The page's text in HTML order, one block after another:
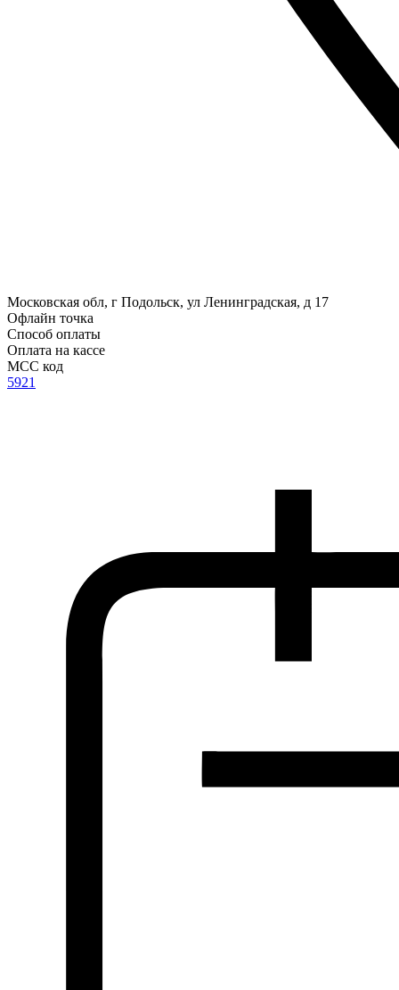
Московская обл, г Подольск, ул Ленинградская, д 17
Офлайн точка
Способ оплаты
Оплата на кассе
MCC код
5921